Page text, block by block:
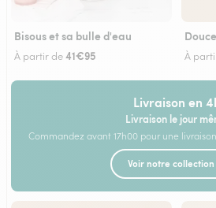
Bisous et sa bulle d'eau
À partir de41€95 À
Livraison en
Livraison le jour
Commandez avant 17h00 pour une
Voir notre